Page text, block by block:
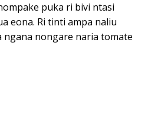
puka ri bivi ntasi
eona. Ri tinti ampa naliu
ngana nongare naria tomate